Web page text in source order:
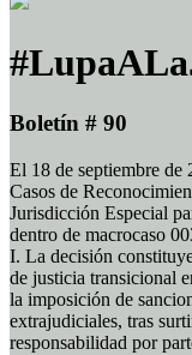
Boletín # 90
El 18 de septiembre de
Casos de
Jurisdicción Especial
dentro de macrocaso
I. La decisión
de justicia transicional
la imposición de
extrajudiciales, tras
responsabilidad por